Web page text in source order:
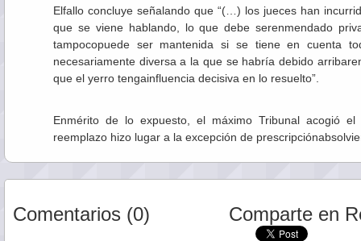
Elfallo concluye señalando que “(…) los jueces han
que se viene hablando, lo que debe serenmendado
tampocopuede ser mantenida si se tiene en cuenta
necesariamente diversa a la que se habría debido
que el yerro tengainfluencia decisiva en lo resuelto”.
Enmérito de lo expuesto, el máximo Tribunal acogió
reemplazo hizo lugar a la excepción de
Comentarios (0) Comparte en